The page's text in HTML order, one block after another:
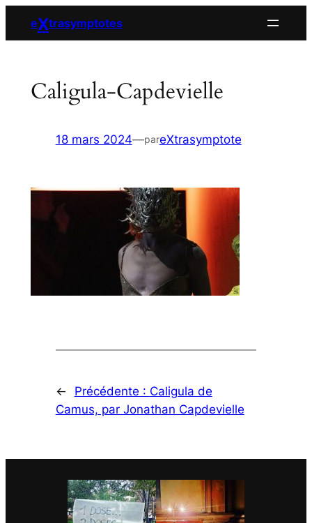
eXtrasymptotes
Caligula-Capdevielle
18 mars 2024—pareXtrasymptote
← Précédente : Caligula de
Camus, par Jonathan Capdevielle